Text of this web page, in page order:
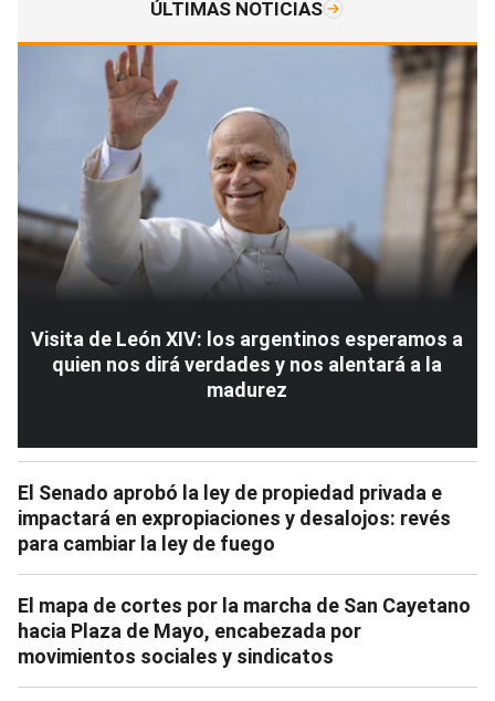
ÚLTIMAS NOTICIAS
Visita de León XIV: los argentinos esperamos a
quien nos dirá verdades y nos alentará a la
madurez
El Senado aprobó la ley de propiedad privada e
impactará en expropiaciones y desalojos: revés
para cambiar la ley de fuego
El mapa de cortes por la marcha de San Cayetano
hacia Plaza de Mayo, encabezada por
movimientos sociales y sindicatos